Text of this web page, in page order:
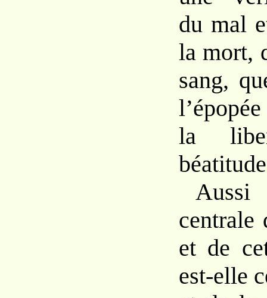
du mal
lamort,
sang,
la
centrale
et de
est-elle